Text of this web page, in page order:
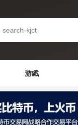
游戲